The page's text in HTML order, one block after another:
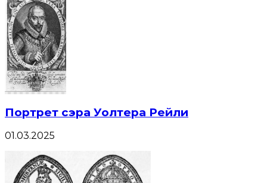
Портрет сэра Уолтера Рейли
01.03.2025